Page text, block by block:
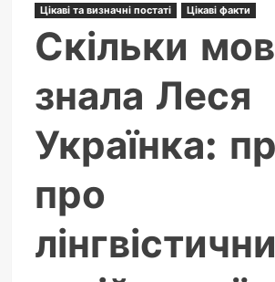
та
започаткував
ядерну
фізику
Цікаві та визначні постаті Цікаві факти
Скільки мов
знала Леся
Українка:
про